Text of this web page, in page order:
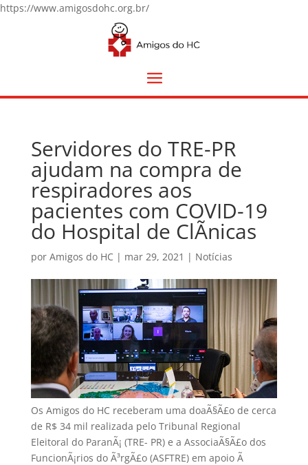
https://www.amigosdohc.org.br/
Servidores do TRE-PR
ajudam na compra de
respiradores aos
pacientes com COVID-19
do Hospital de ClÃ­nicas
por Amigos do HC | mar 29, 2021 | Notícias
Os Amigos do HC receberam uma doaÃ§Ã£o de cerca
de R$ 34 mil realizada pelo Tribunal Regional
Eleitoral do ParanÃ¡ (TRE- PR) e a AssociaÃ§Ã£o dos
FuncionÃ¡rios do Ã³rgÃ£o (ASFTRE) em apoio Ã